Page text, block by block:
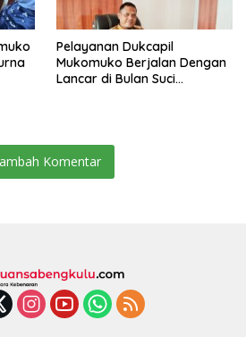
Pelayanan Dukcapil
Mukomuko Berjalan Dengan
Lancar di Bulan Suci
Komentar